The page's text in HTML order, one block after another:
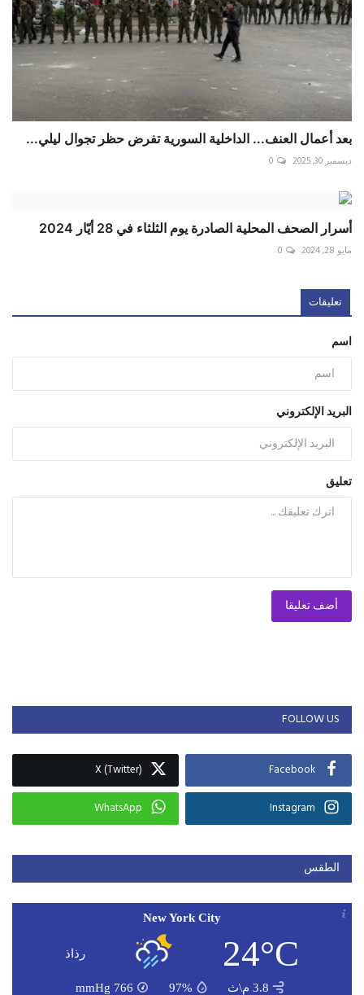
بعد أعمال العنف... الداخلية السورية تفرض حظر تجوال ليلي...
ديسمبر 30, 2025 0
أسرار الصحف المحلية الصادرة يوم الثلثاء في 28 أيّار 2024
مايو 28, 2024 0
تعليقات
اسم
البريد الإلكتروني
تعليق
أضف تعليقا
FOLLOW US
Facebook
X (Twitter)
Instagram
WhatsApp
الطقس
New York City
24°C رذاذ
3.8 م\ث 97%
766
mmHg